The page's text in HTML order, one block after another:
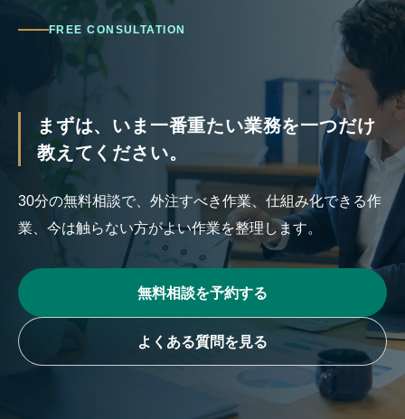
FREE CONSULTATION
まずは、いま一番重たい業務を一つだけ
教えてください。
30分の無料相談で、外注すべき作業、仕組み化できる作
業、今は触らない方がよい作業を整理します。
無料相談を予約する
よくある質問を見る